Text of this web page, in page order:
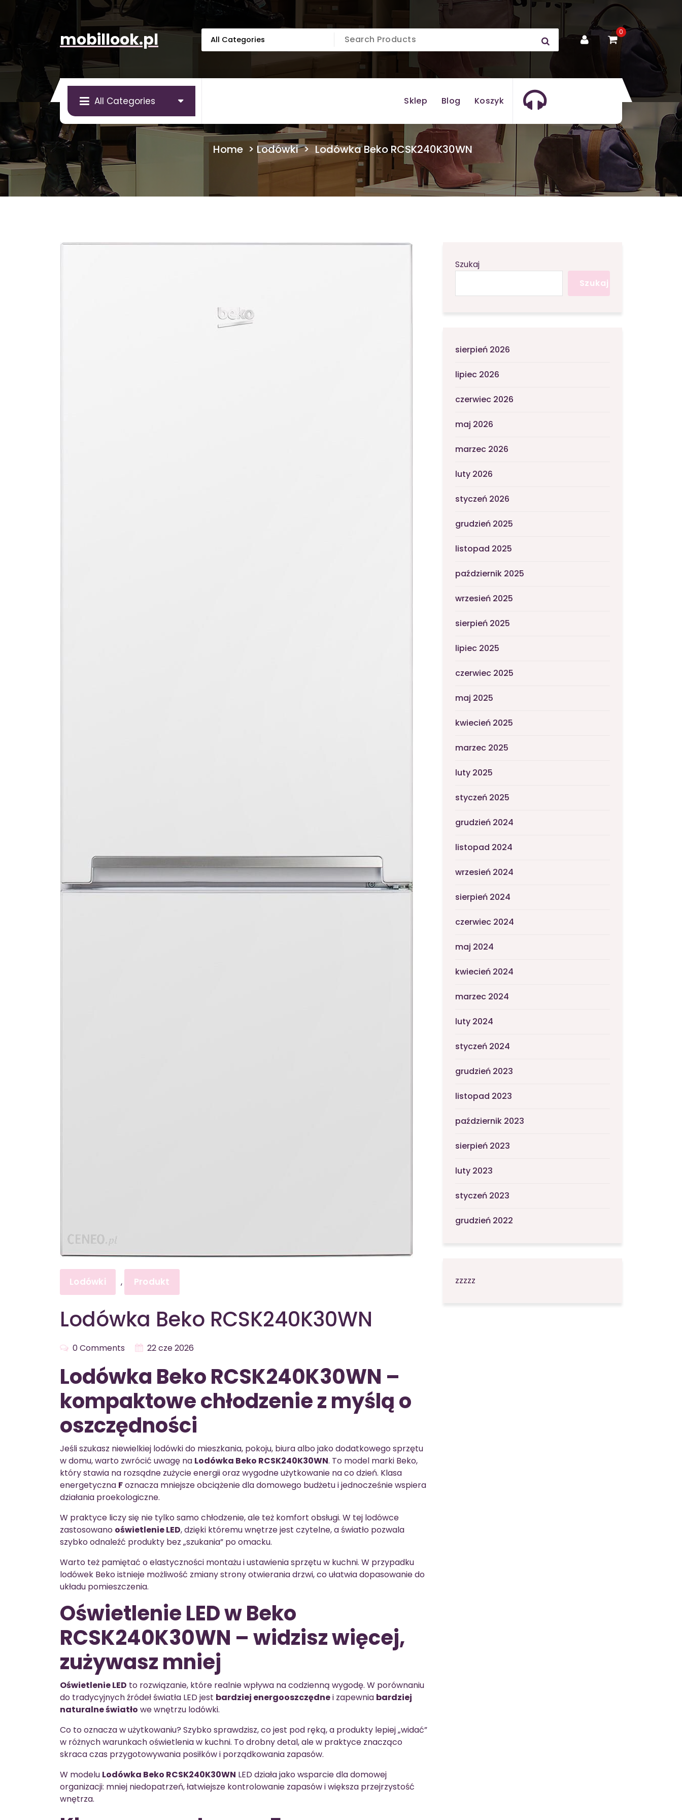
mobillook.pl 0
All Categories Sklep Blog Koszyk
Home> Lodówki> Lodówka Beko RCSK240K30WN
Lodówki , Produkt
Lodówka Beko RCSK240K30WN
0 Comments 22 cze 2026
Lodówka Beko RCSK240K30WN –
kompaktowe chłodzenie z myślą o
oszczędności
Jeśli szukasz niewielkiej lodówki do mieszkania, pokoju, biura albo jako dodatkowego sprzętu
w domu, warto zwrócić uwagę na Lodówka Beko RCSK240K30WN. To model marki Beko,
który stawia na rozsądne zużycie energii oraz wygodne użytkowanie na co dzień. Klasa
energetyczna Foznacza mniejsze obciążenie dla domowego budżetu i jednocześnie wspiera
działania proekologiczne.
W praktyce liczy się nie tylko samo chłodzenie, ale też komfort obsługi. W tej lodówce
zastosowano oświetlenie LED, dzięki któremu wnętrze jest czytelne, a światło pozwala
szybko odnaleźć produkty bez „szukania” po omacku.
Warto też pamiętać o elastyczności montażu i ustawienia sprzętu w kuchni. W przypadku
lodówek Beko istnieje możliwość zmiany strony otwierania drzwi, co ułatwia dopasowanie do
układu pomieszczenia.
Oświetlenie LED w Beko
RCSK240K30WN – widzisz więcej,
zużywasz mniej
Oświetlenie LED to rozwiązanie, które realnie wpływa na codzienną wygodę. W porównaniu
do tradycyjnych źródeł światła LED jest bardziej energooszczędnei zapewnia bardziej
naturalne światło we wnętrzu lodówki.
Co to oznacza w użytkowaniu? Szybko sprawdzisz, co jest pod ręką, a produkty lepiej „widać”
w różnych warunkach oświetlenia w kuchni. To drobny detal, ale w praktyce znacząco
skraca czas przygotowywania posiłków i porządkowania zapasów.
W modelu Lodówka Beko RCSK240K30WN LED działa jako wsparcie dla domowej
organizacji: mniej niedopatrzeń, łatwiejsze kontrolowanie zapasów i większa przejrzystość
wnętrza.
Szukaj
Szukaj
sierpień 2026
lipiec 2026
czerwiec 2026
maj 2026
marzec 2026
luty 2026
styczeń 2026
grudzień 2025
listopad 2025
październik 2025
wrzesień 2025
sierpień 2025
lipiec 2025
czerwiec 2025
maj 2025
kwiecień 2025
marzec 2025
luty 2025
styczeń 2025
grudzień 2024
listopad 2024
wrzesień 2024
sierpień 2024
czerwiec 2024
maj 2024
kwiecień 2024
marzec 2024
luty 2024
styczeń 2024
grudzień 2023
listopad 2023
październik 2023
sierpień 2023
luty 2023
styczeń 2023
grudzień 2022
zzzzz